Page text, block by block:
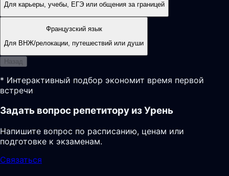
Для карьеры, учебы, ЕГЭ или общения за границей
Французский язык
Для ВНЖ/релокации, путешествий или души
Назад
* Интерактивный подбор экономит время первой
встречи
Задать вопрос репетитору из Урень
Напишите вопрос по расписанию, ценам или
подготовке к экзаменам.
Связаться